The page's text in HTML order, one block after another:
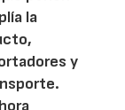
la
y